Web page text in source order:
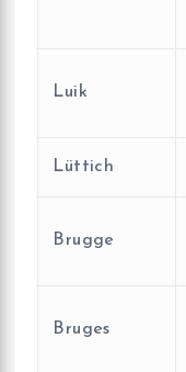
Luik
Lüttich
Brugge
Bruges